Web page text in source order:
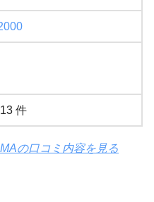
件
の口コミ内容を見る